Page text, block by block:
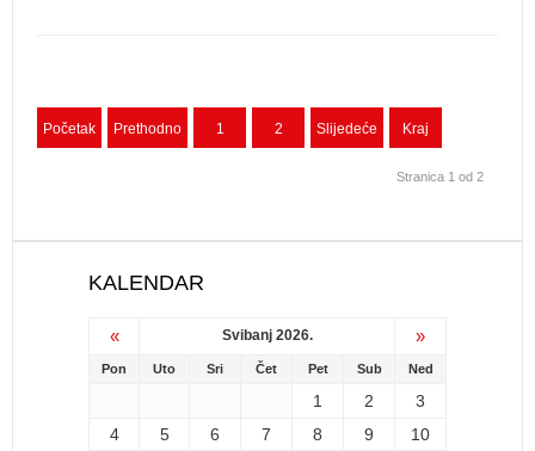
Početak Prethodno 1 2 Slijedeće Kraj
Stranica 1 od 2
KALENDAR
« Svibanj 2026. »
Pon Uto Sri Čet Pet Sub Ned
1 2
3
4
5 6 7 8 9
10